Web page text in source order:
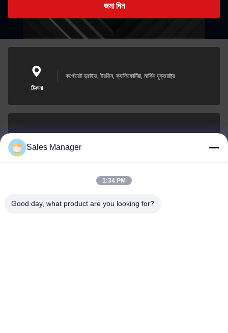
জমা দিন
ঠিকানা
কর্পোরেট ড্রাইভ, ইরভিন, ক্যালিফোর্নিয়া, মার্কিন যুক্তরাষ্ট্র
001-512-7443871
Sales Manager
1:34 PM
Good day, what product are you looking for?